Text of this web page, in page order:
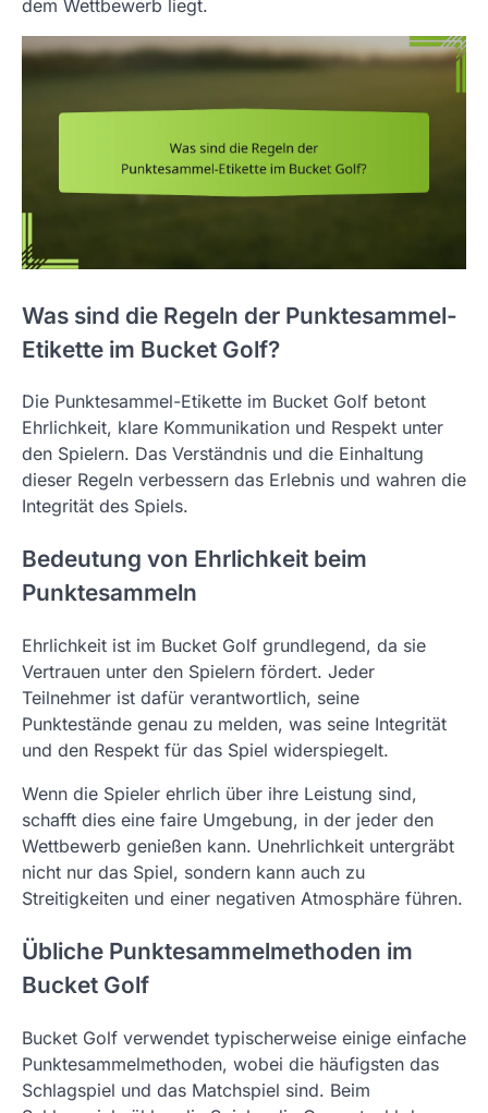
dem Wettbewerb liegt.
Was sind die Regeln der Punktesammel-
Etikette im Bucket Golf?
Die Punktesammel-Etikette im Bucket Golf betont
Ehrlichkeit, klare Kommunikation und Respekt unter
den Spielern. Das Verständnis und die Einhaltung
dieser Regeln verbessern das Erlebnis und wahren die
Integrität des Spiels.
Bedeutung von Ehrlichkeit beim
Punktesammeln
Ehrlichkeit ist im Bucket Golf grundlegend, da sie
Vertrauen unter den Spielern fördert. Jeder
Teilnehmer ist dafür verantwortlich, seine
Punktestände genau zu melden, was seine Integrität
und den Respekt für das Spiel widerspiegelt.
Wenn die Spieler ehrlich über ihre Leistung sind,
schafft dies eine faire Umgebung, in der jeder den
Wettbewerb genießen kann. Unehrlichkeit untergräbt
nicht nur das Spiel, sondern kann auch zu
Streitigkeiten und einer negativen Atmosphäre führen.
Übliche Punktesammelmethoden im
Bucket Golf
Bucket Golf verwendet typischerweise einige einfache
Punktesammelmethoden, wobei die häufigsten das
Schlagspiel und das Matchspiel sind. Beim